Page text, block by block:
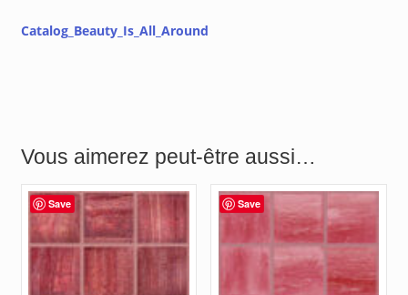
Catalog_Beauty_Is_All_Around
Vous aimerez peut-être aussi…
Save Save